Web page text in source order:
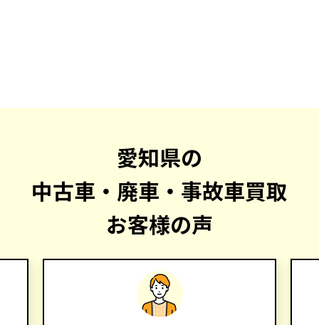
愛知県の
中古車・廃車・事故車買取
お客様の声